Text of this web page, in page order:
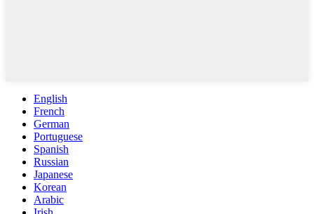
English
French
German
Portuguese
Spanish
Russian
Japanese
Korean
Arabic